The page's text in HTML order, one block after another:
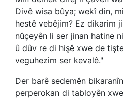
Divê wisa bûya; wekî din,
hestê vebêjim? Ez dikarim
nûçeyên li ser jinan hatine
û dûv re di hişê xwe de
veguhezim ser kevalê."
Der barê sedemên
perperokan di tabloyên